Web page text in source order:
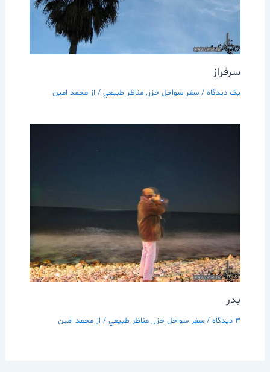
سرفراز
یک دیدگاه / سفر سواحل خزر, مناظر طبيعي/ از محمد امین
بدر
3 دیدگاه / سفر سواحل خزر, مناظر طبيعي/ از محمد امین